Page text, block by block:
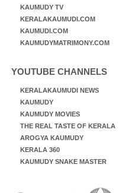
KAUMUDY TV
KERALAKAUMUDI.COM
KAUMUDI.COM
KAUMUDYMATRIMONY.COM
YOUTUBE CHANNELS
KERALAKAUMUDI NEWS
KAUMUDY
KAUMUDY MOVIES
THE REAL TASTE OF KERALA
AROGYA KAUMUDY
KERALA 360
KAUMUDY SNAKE MASTER